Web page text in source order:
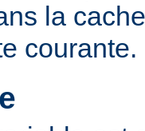
la
courante.